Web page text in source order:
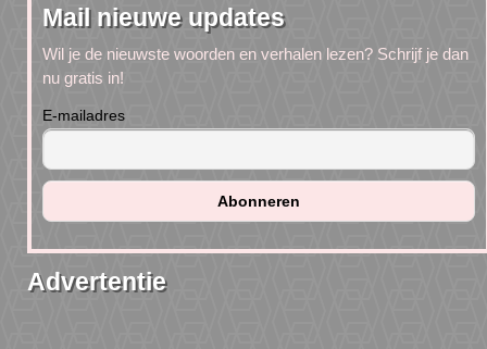
Mail nieuwe updates
Wil je de nieuwste woorden en verhalen lezen? Schrijf je dan
nu gratis in!
E-mailadres
Advertentie